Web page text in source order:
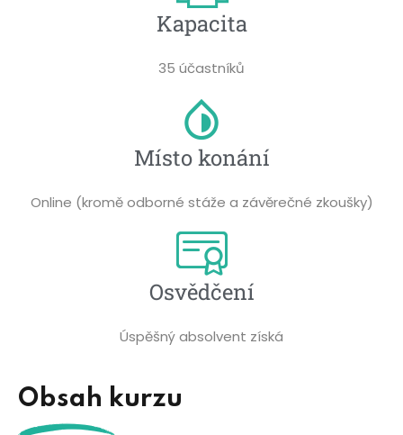
Kapacita
35 účastníků​
Místo konání
Online (kromě odborné stáže a závěrečné zkoušky)
Osvědčení
Úspěšný absolvent získá​
Obsah kurzu